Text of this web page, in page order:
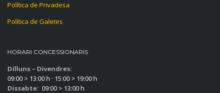
Política de Privadesa
Política de Galetes
HORARI CONCESSIONARIS
Dilluns – Divendres:
09:00 > 13:00 h · 15:00 > 19:00 h
Dissabte: 09:00 > 13:00 h